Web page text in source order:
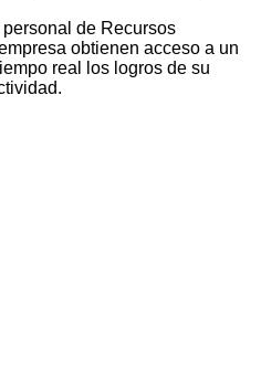
de Recursos
obtienen acceso a un
real los logros de su